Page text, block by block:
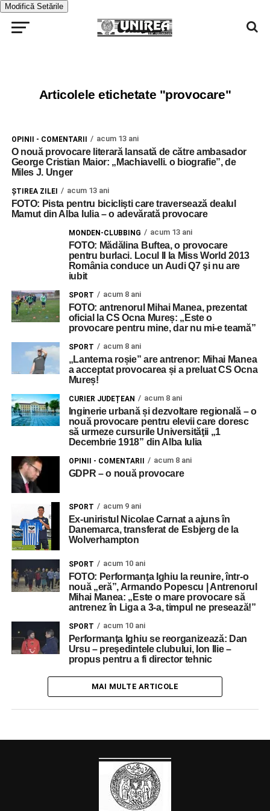
Modifică Setările
Articolele etichetate "provocare"
OPINII - COMENTARII acum 13 ani
O nouă provocare literară lansată de către ambasador
George Cristian Maior: „Machiavelli. o biografie”, de
Miles J. Unger
ŞTIREA ZILEI acum 13 ani
FOTO: Pista pentru biciclişti care traversează dealul
Mamut din Alba Iulia – o adevărată provocare
MONDEN-CLUBBING acum 13 ani
FOTO: Mădălina Buftea, o provocare
pentru burlaci. Locul II la Miss World 2013
România conduce un Audi Q7 şi nu are
iubit
SPORT acum 8 ani
FOTO: antrenorul Mihai Manea, prezentat
oficial la CS Ocna Mureș: „Este o
provocare pentru mine, dar nu mi-e teamă”
SPORT acum 8 ani
„Lanterna roșie” are antrenor: Mihai Manea
a acceptat provocarea și a preluat CS Ocna
Mureș!
CURIER JUDEȚEAN acum 8 ani
Inginerie urbană și dezvoltare regională – o
nouă provocare pentru elevii care doresc
să urmeze cursurile Universităţii „1
Decembrie 1918” din Alba Iulia
OPINII - COMENTARII acum 8 ani
GDPR – o nouă provocare
SPORT acum 9 ani
Ex-uniristul Nicolae Carnat a ajuns în
Danemarca, transferat de Esbjerg de la
Wolverhampton
SPORT acum 10 ani
FOTO: Performanţa Ighiu la reunire, într-o
nouă „eră”, Armando Popescu | Antrenorul
Mihai Manea: „Este o mare provocare să
antrenez în Liga a 3-a, timpul ne presează!”
SPORT acum 10 ani
Performanţa Ighiu se reorganizează: Dan
Ursu – preşedintele clubului, Ion Ilie –
propus pentru a fi director tehnic
MAI MULTE ARTICOLE